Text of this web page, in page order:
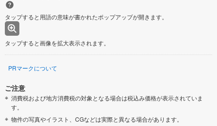
タップすると用語の意味が書かれたポップアップが開きます。
タップすると画像を拡大表示されます。
PRマークについて
ご注意
消費税および地方消費税の対象となる場合は税込み価格が表示されていま
す。
物件の写真やイラスト、CGなどは実際と異なる場合があります。